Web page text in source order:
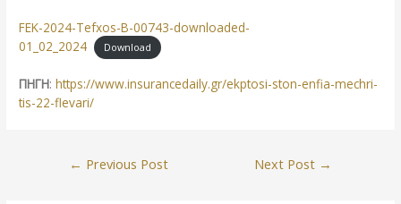
FEK-2024-Tefxos-B-00743-downloaded-
01_02_2024
Download
ΠΗΓΗ: https://www.insurancedaily.gr/ekptosi-ston-enfia-mechri-
tis-22-flevari/
← Previous Post Next Post →